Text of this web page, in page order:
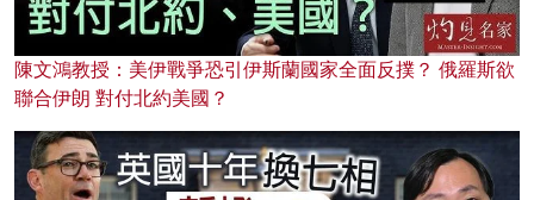
陳文鴻教授：美伊戰爭恐引伊斯蘭國家全面反撲？ 俄羅斯欲
聯合伊朗 對付北約美國？